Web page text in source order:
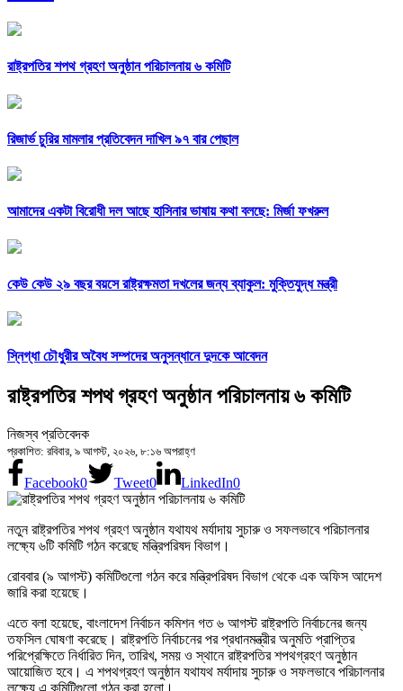
রাষ্ট্রপতির শপথ গ্রহণ অনুষ্ঠান পরিচালনায় ৬ কমিটি
রিজার্ভ চুরির মামলার প্রতিবেদন দাখিল ৯৭ বার পেছাল
আমাদের একটা বিরোধী দল আছে হাসিনার ভাষায় কথা বলছে: মির্জা ফখরুল
কেউ কেউ ২৯ বছর বয়সে রাষ্ট্রক্ষমতা দখলের জন্য ব্যাকুল: মুক্তিযুদ্ধ মন্ত্রী
স্নিগ্ধা চৌধুরীর অবৈধ সম্পদের অনুসন্ধানে দুদকে আবেদন
রাষ্ট্রপতির শপথ গ্রহণ অনুষ্ঠান পরিচালনায় ৬ কমিটি
নিজস্ব প্রতিবেদক
প্রকাশিত: রবিবার, ৯ আগস্ট, ২০২৬, ৮:১৬ অপরাহ্ণ
Facebook0 Tweet0 LinkedIn0
নতুন রাষ্ট্রপতির শপথ গ্রহণ অনুষ্ঠান যথাযথ মর্যাদায় সুচারু ও সফলভাবে পরিচালনার
লক্ষ্যে ৬টি কমিটি গঠন করেছে মন্ত্রিপরিষদ বিভাগ।
রোববার (৯ আগস্ট) কমিটিগুলো গঠন করে মন্ত্রিপরিষদ বিভাগ থেকে এক অফিস আদেশ
জারি করা হয়েছে।
এতে বলা হয়েছে, বাংলাদেশ নির্বাচন কমিশন গত ৬ আগস্ট রাষ্ট্রপতি নির্বাচনের জন্য
তফসিল ঘোষণা করেছে। রাষ্ট্রপতি নির্বাচনের পর প্রধানমন্ত্রীর অনুমতি প্রাপ্তির
পরিপ্রেক্ষিতে নির্ধারিত দিন, তারিখ, সময় ও স্থানে রাষ্ট্রপতির শপথগ্রহণ অনুষ্ঠান
আয়োজিত হবে। এ শপথগ্রহণ অনুষ্ঠান যথাযথ মর্যাদায় সুচারু ও সফলভাবে পরিচালনার
লক্ষ্যে এ কমিটিগুলো গঠন করা হলো।